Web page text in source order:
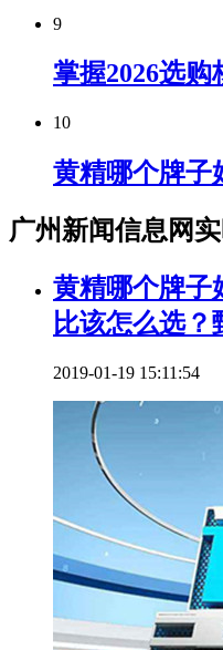
9
掌握2026选购
10
黄精哪个牌子
广州新闻信息网
黄精哪个牌子
比该怎么选
2019-01-19 15:11:54